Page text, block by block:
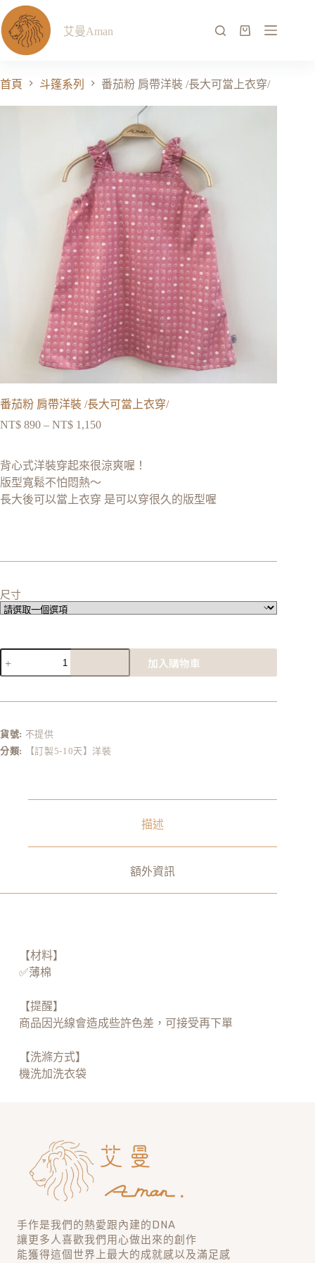
艾曼Aman
首頁 斗篷系列 番茄粉 肩帶洋裝 /長大可當上衣穿/
番茄粉 肩帶洋裝 /長大可當上衣穿/
NT$ 890 – NT$ 1,150
背心式洋裝穿起來很涼爽喔！
版型寬鬆不怕悶熱～
長大後可以當上衣穿 是可以穿很久的版型喔
尺寸
加入購物車
r
n
a
貨號: 不提供
分類:
【訂製5-10天】洋裝
描述
額外資訊
【材料】
✅薄棉
【提醒】
商品因光線會造成些許色差，可接受再下單
【洗滌方式】
機洗加洗衣袋
手作是我們的熱愛跟內建的DNA
讓更多人喜歡我們用心做出來的創作
能獲得這個世界上最大的成就感以及滿足感